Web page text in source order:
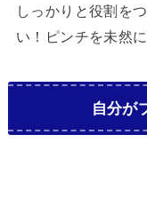
しっかりと役割を
い！ピンチを未然
自分が